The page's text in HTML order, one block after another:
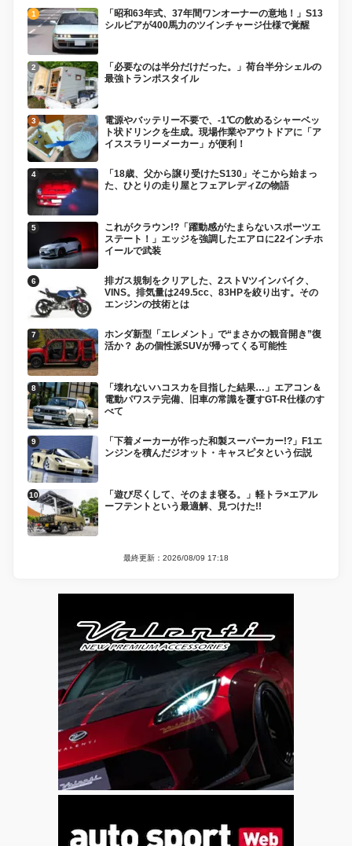
「昭和63年式、37年間ワンオーナーの意地！」S13
シルビアが400馬力のツインチャージ仕様で覚醒
「必要なのは半分だけだった。」荷台半分シェルの
最強トランポスタイル
電源やバッテリー不要で、-1℃の飲めるシャーベッ
ト状ドリンクを生成。現場作業やアウトドアに「ア
イススラリーメーカー」が便利！
「18歳、父から譲り受けたS130」そこから始まっ
た、ひとりの走り屋とフェアレディZの物語
これがクラウン!?「躍動感がたまらないスポーツエ
ステート！」エッジを強調したエアロに22インチホ
イールで武装
排ガス規制をクリアした、2ストVツインバイク、
VINS。排気量は249.5cc、83HPを絞り出す。その
エンジンの技術とは
ホンダ新型「エレメント」で“まさかの観音開き”復
活か？ あの個性派SUVが帰ってくる可能性
「壊れないハコスカを目指した結果…」エアコン＆
電動パワステ完備、旧車の常識を覆すGT-R仕様のす
べて
「下着メーカーが作った和製スーパーカー!?」F1エ
ンジンを積んだジオット・キャスピタという伝説
「遊び尽くして、そのまま寝る。」軽トラ×エアル
ーフテントという最適解、見つけた!!
最終更新：2026/08/09 17:18